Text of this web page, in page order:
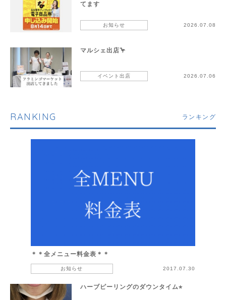
てます
お知らせ 2026.07.08
マルシェ出店🦩
イベント出店 2026.07.06
RANKING ランキング
＊＊全メニュー料金表＊＊
お知らせ 2017.07.30
ハーブピーリングのダウンタイム⭐︎